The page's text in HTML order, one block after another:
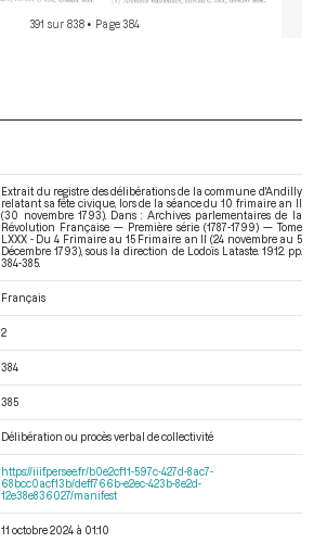
391 sur 838 • Page 384
Extrait du registre des délibérations de la commune d'Andilly
relatant sa fête civique, lors de la séance du 10 frimaire an II
(30 novembre 1793). Dans : Archives parlementaires de la
Révolution Française — Première série (1787-1799) — Tome
LXXX - Du 4 Frimaire au 15 Frimaire an II (24 novembre au 5
Décembre 1793) , sous la direction de Lodoïs Lataste. 1912. pp.
384-385.
Français
2
384
385
Délibération ou procès verbal de collectivité
https://iiif.persee.fr/b0e2cf11-597c-427d-8ac7-
68bcc0acf13b/deff766b-e2ec-423b-8e2d-
12e38e836027/manifest
11 octobre 2024 à 01:10